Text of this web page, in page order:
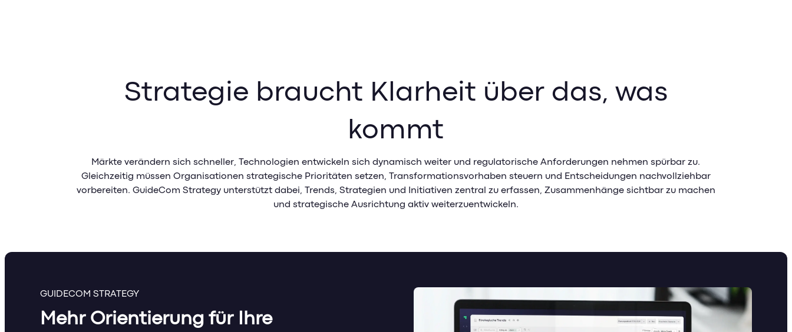
Strategie braucht Klarheit über das, was
kommt
Märkte verändern sich schneller, Technologien entwickeln sich dynamisch weiter und regulatorische Anforderungen nehmen spürbar zu.
Gleichzeitig müssen Organisationen strategische Prioritäten setzen, Transformationsvorhaben steuern und Entscheidungen nachvollziehbar
vorbereiten. GuideCom Strategy unterstützt dabei, Trends, Strategien und Initiativen zentral zu erfassen, Zusammenhänge sichtbar zu machen
und strategische Ausrichtung aktiv weiterzuentwickeln.
GUIDECOM STRATEGY
Mehr Orientierung für Ihre